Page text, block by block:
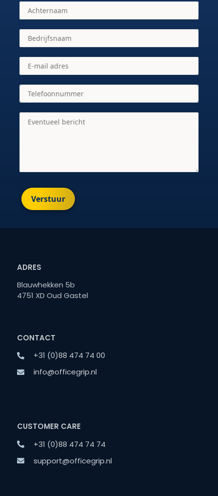
Verstuur
ADRES
Blauwhekken 5b
4751 XD Oud Gastel
CONTACT
+31 (0)88 474 74 00
info@officegrip.nl
CUSTOMER CARE
+31 (0)88 474 74 74
support@officegrip.nl